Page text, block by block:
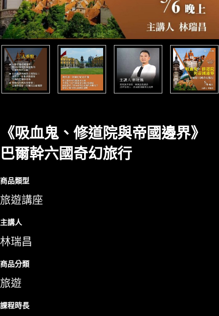
《吸血鬼、修道院與帝國邊界》
巴爾幹六國奇幻旅行
商品類型
旅遊講座
主講人
林瑞昌
商品分類
旅遊
課程時長